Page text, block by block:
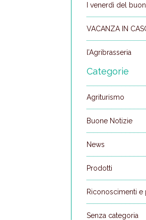
I venerdì del
VACANZA IN
l’Agribrasseria
Categorie
Agriturismo
Buone Notizie
News
Prodotti
Riconoscimenti e
Senza categoria